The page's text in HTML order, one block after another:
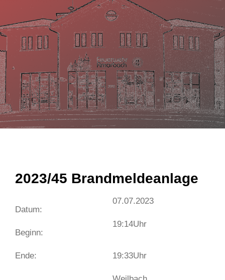
n
2023/45 Brandmeldeanlage
Datum:
Beginn:
Ende:
07.07.2023
19:14Uhr
19:33Uhr